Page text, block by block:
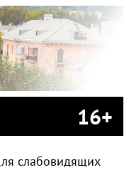
16+
слабовидящих